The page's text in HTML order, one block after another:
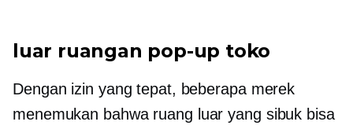
luar ruangan pop-up toko
Dengan izin yang tepat, beberapa merek
menemukan bahwa ruang luar yang sibuk bisa